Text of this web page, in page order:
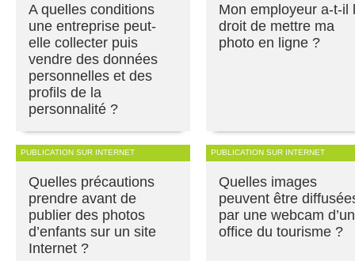
A quelles conditions
une entreprise peut-
elle collecter puis
vendre des données
personnelles et des
profils de la
personnalité ?
Mon employeur a-t-il
droit de mettre ma
photo en ligne ?
PUBLICATION SUR INTERNET
Quelles précautions
prendre avant de
publier des photos
d’enfants sur un site
Internet ?
PUBLICATION SUR INTERNET
Quelles images
peuvent être
par une webcam d’un
office du tourisme ?